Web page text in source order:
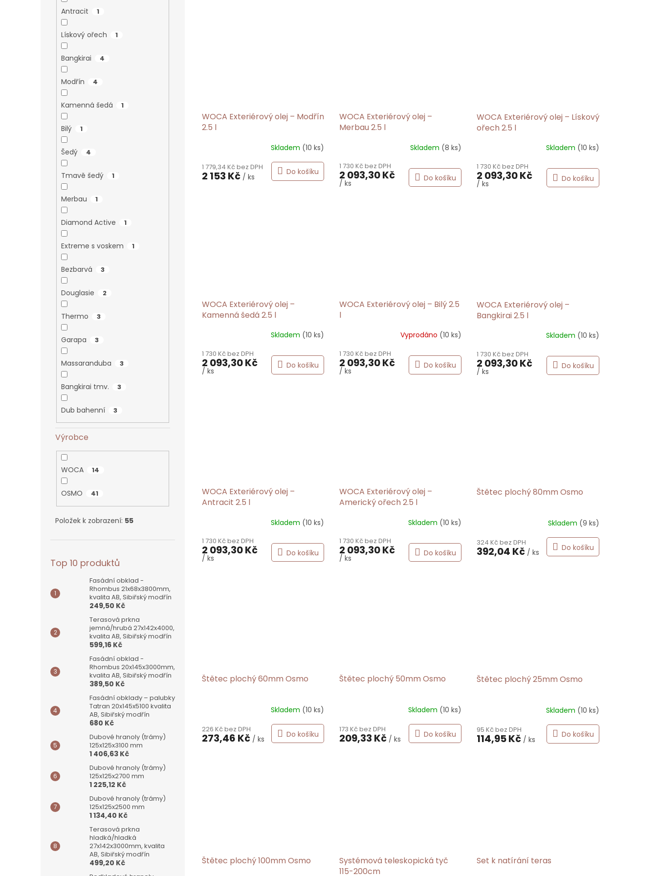
Antracit 1
Lískový ořech 1
Bangkirai 4
Modřín 4
Kamenná šedá 1
Bilý 1
Šedý 4
Tmavě šedý 1
Merbau 1
Diamond Active 1
Extreme s voskem 1
Bezbarvá 3
Douglasie 2
Thermo 3
Garapa 3
Massaranduba 3
Bangkirai tmv. 3
Dub bahenní 3
Výrobce
WOCA 14
OSMO 41
Položek k zobrazení: 55
Top 10 produktů
Fasádní obklad -
Rhombus 21x68x3800mm,
kvalita AB, Sibiřský modřín
249,50 Kč
Terasová prkna
jemná/hrubá 27x142x4000,
kvalita AB, Sibiřský modřín
599,16 Kč
Fasádní obklad -
Rhombus 20x145x3000mm,
kvalita AB, Sibiřský modřín
389,50 Kč
Fasádní obklady – palubky
Tatran 20x145x5100 kvalita
AB, Sibiřský modřín
680 Kč
Dubové hranoly (trámy)
125x125x3100 mm
1 406,63 Kč
Dubové hranoly (trámy)
125x125x2700 mm
1 225,12 Kč
Dubové hranoly (trámy)
125x125x2500 mm
1 134,40 Kč
Terasová prkna
hladká/hladká
27x142x3000mm, kvalita
AB, Sibiřský modřín
499,20 Kč
WOCA Exteriérový olej – Modřín
2.5 l
Skladem (10 ks)
1 779,34 Kč bez DPH
2 153 Kč / ks
Do košíku
WOCA Exteriérový olej –
Merbau 2.5 l
Skladem (8 ks)
1 730 Kč bez DPH
2 093,30 Kč
/ ks
Do košíku
WOCA Exteriérový olej – Lískový
ořech 2.5 l
Skladem (10 ks)
1 730 Kč bez DPH
2 093,30 Kč
/ ks
Do košíku
WOCA Exteriérový olej –
Kamenná šedá 2.5 l
Skladem (10 ks)
1 730 Kč bez DPH
2 093,30 Kč
/ ks
Do košíku
WOCA Exteriérový olej – Bilý 2.5
l
Vyprodáno (10 ks)
1 730 Kč bez DPH
2 093,30 Kč
/ ks
Do košíku
WOCA Exteriérový olej –
Bangkirai 2.5 l
produktu
je
5,0
Skladem (10 ks)
1 730 Kč bez DPH
2 093,30 Kč
/ ks
Do košíku
WOCA Exteriérový olej –
Antracit 2.5 l
Skladem (10 ks)
1 730 Kč bez DPH
2 093,30 Kč
/ ks
Do košíku
WOCA Exteriérový olej –
Americký ořech 2.5 l
Skladem (10 ks)
1 730 Kč bez DPH
2 093,30 Kč
/ ks
Do košíku
Štětec plochý 80mm Osmo
Skladem (9 ks)
324 Kč bez DPH
392,04 Kč / ks
Do košíku
Štětec plochý 60mm Osmo
Skladem (10 ks)
226 Kč bez DPH
273,46 Kč / ks
Do košíku
Štětec plochý 50mm Osmo
Skladem (10 ks)
173 Kč bez DPH
209,33 Kč / ks
Do košíku
Štětec plochý 25mm Osmo
Skladem (10 ks)
95 Kč bez DPH
114,95 Kč / ks
Do košíku
Štětec plochý 100mm Osmo
Systémová teleskopická tyč
115-200cm
Set k natírání teras